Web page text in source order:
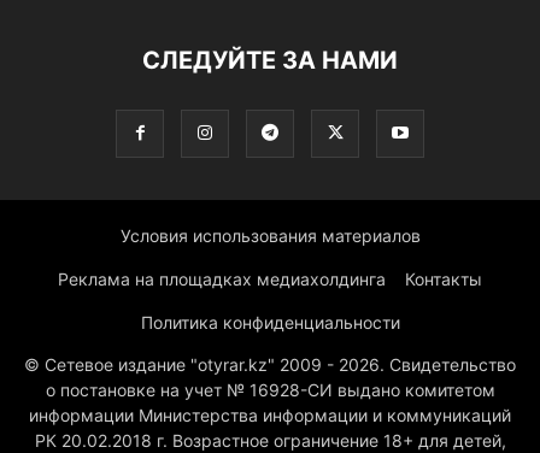
СЛЕДУЙТЕ ЗА НАМИ
Условия использования материалов
Реклама на площадках медиахолдинга Контакты
Политика конфиденциальности
© Сетевое издание "otyrar.kz" 2009 - 2026. Свидетельство
о постановке на учет № 16928-СИ выдано комитетом
информации Министерства информации и коммуникаций
РК 20.02.2018 г. Возрастное ограничение 18+ для детей,